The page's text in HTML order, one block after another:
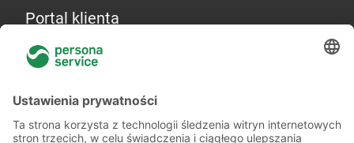
Portal klienta
Więcej o nas
Kilka słów o nas